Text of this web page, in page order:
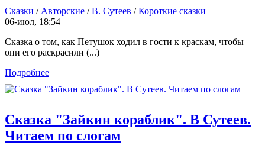
Сказки / Авторские /В. Сутеев /Короткие сказки
06-июл, 18:54
Сказка о том, как Петушок ходил в гости к краскам, чтобы
они его раскрасили (...)
Подробнее
Сказка "Зайкин кораблик". В Сутеев.
Читаем по слогам